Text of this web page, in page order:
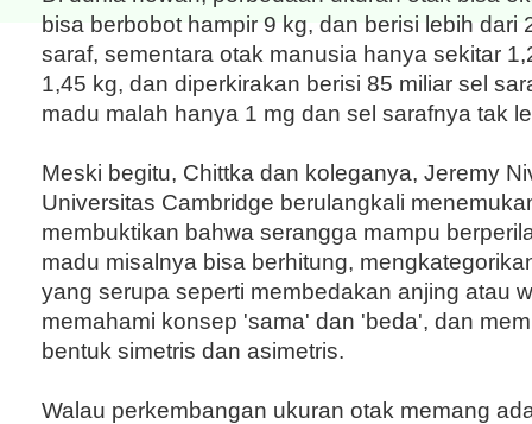
bisa berbobot hampir 9 kg, dan berisi lebih dari
saraf, sementara otak manusia hanya sekitar
1,45 kg, dan diperkirakan berisi 85 miliar sel
madu malah hanya 1 mg dan sel sarafnya tak
Meski begitu, Chittka dan koleganya, Jeremy
Universitas Cambridge berulangkali
membuktikan bahwa serangga mampu
madu misalnya bisa berhitung,
yang serupa seperti membedakan anjing atau
memahami konsep 'sama' dan 'beda', dan
bentuk simetris dan asimetris.
Walau perkembangan ukuran otak memang